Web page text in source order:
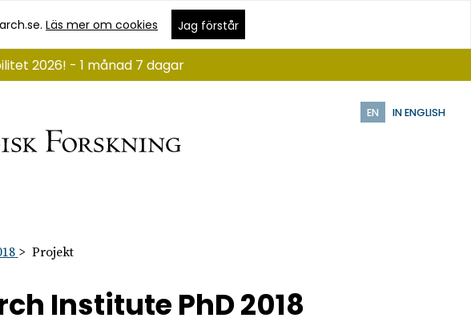
Läs mer om cookies Jag förstår
EN IN ENGLISH
2026! - 1 månad 7 dagar
Projekt
Institute PhD 2018